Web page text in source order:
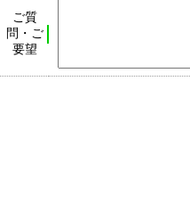
ご質
問・ご
要望